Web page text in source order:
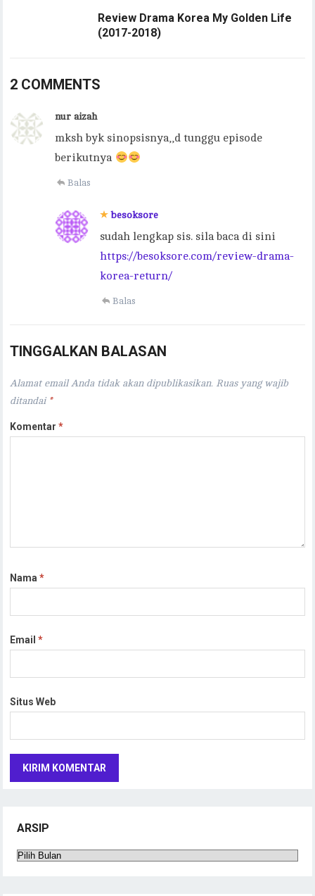
Review Drama Korea My Golden Life
(2017-2018)
2 COMMENTS
nur aizah
mksh byk sinopsisnya,,d tunggu episode
berikutnya
Balas
besoksore
sudah lengkap sis. sila baca di sini
https://besoksore.com/review-drama-
korea-return/
Balas
TINGGALKAN BALASAN
Alamat email Anda tidak akan dipublikasikan. Ruas yang wajib
ditandai *
Komentar*
Nama*
Email*
Situs Web
ARSIP
Arsip